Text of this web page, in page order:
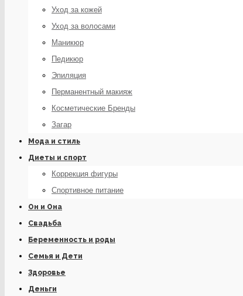
Уход за кожей
Уход за волосами
Маникюр
Педикюр
Эпиляция
Перманентный макияж
Косметические Бренды
Загар
Мода и стиль
Диеты и спорт
Коррекция фигуры
Спортивное питание
Он и Она
Свадьба
Беременность и роды
Семья и Дети
Здоровье
Деньги